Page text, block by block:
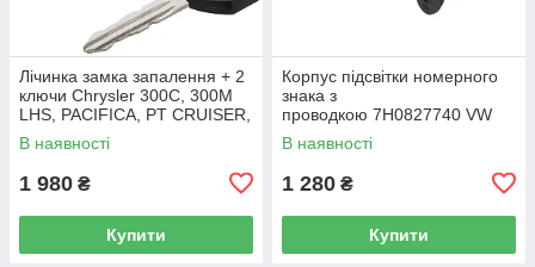
Лічинка замка запалення + 2
ключи Chrysler 300C, 300M
LHS, PACIFICA, PT CRUISER,
SEBRING 5003843AB
В наявності
1 980 ₴
Купити
Корпус підсвітки номерного
знака з
проводкою 7H0827740 VW
Caddy III (2K) 2004-2015
/ Caddy IV (SA) 2016-
В наявності
1 280 ₴
Купити